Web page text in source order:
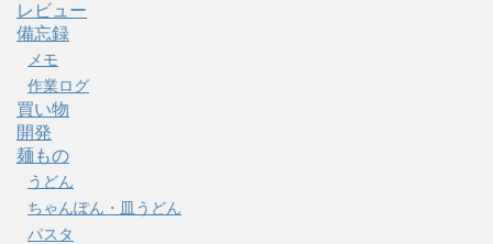
レビュー
備忘録
メモ
作業ログ
買い物
開発
麺もの
うどん
ちゃんぽん・皿うどん
パスタ